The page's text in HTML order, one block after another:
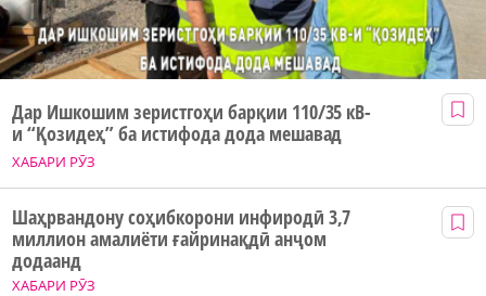
ХАБАРИ РӮЗ
Дар Ишкошим зеристгоҳи барқии 110/35 кВ-
и “Қозидеҳ” ба истифода дода мешавад
ХАБАРИ РӮЗ
Шаҳрвандону соҳибкорони инфиродӣ 3,7
миллион амалиёти ғайринақдӣ анҷом
додаанд